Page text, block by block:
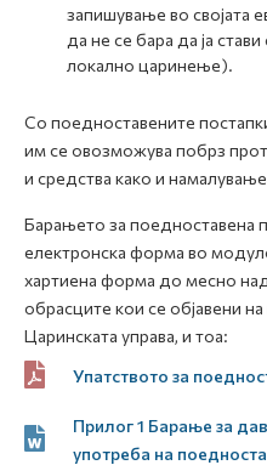
запишување во својата
да не се бара да ја
локално царинење).
Со поедноставените
им се овозможува побрз
и средства како и
Барањето за поедноставена
електронска форма во
хартиена форма до месно
обрасците кои се објавени
Царинската управа, и тоа:
Упатството за
Прилог 1 Барање за
употреба на